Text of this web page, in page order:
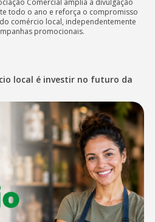
Comercial amplia a divulgação
todo o ano e reforça o compromisso
comércio local, independentemente
promocionais.
local é investir no futuro da